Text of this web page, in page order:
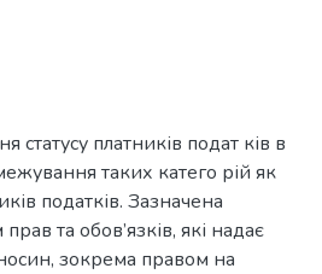
платників подат ків в
таких катего рій як
податків. Зазначена
та обов’язків, які надає
зокрема правом на